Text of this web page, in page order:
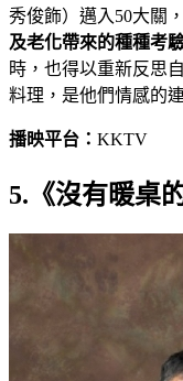
秀俊飾）邁入50大關，
及老化帶來的種種考
時，也得以重新反思
料理，是他們情感的
播映平台： KKTV
5.《沒有暖桌